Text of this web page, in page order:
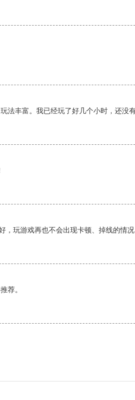
法丰富。我已经玩了好几个小时，还没
，玩游戏再也不会出现卡顿、掉线的情
荐。